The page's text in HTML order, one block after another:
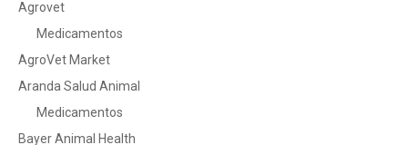
Agrovet
Medicamentos
AgroVet Market
Aranda Salud Animal
Medicamentos
Bayer Animal Health